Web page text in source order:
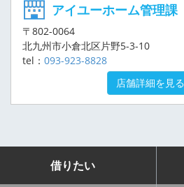
アイユーホーム管理課
〒802-0064
北九州市小倉北区片野5-3-10
tel： 093-923-8828
店舗詳細を見る
借りたい